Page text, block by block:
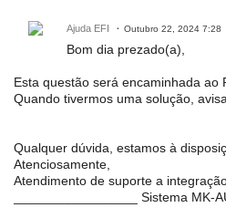
Ajuda EFI Outubro 22, 2024 7:28
Bom dia prezado(a),
Esta questão será encaminhada ao
Quando tivermos uma solução,
Qualquer dúvida, estamos à
Atenciosamente,
Atendimento de suporte a
_________________ Sistema MK-